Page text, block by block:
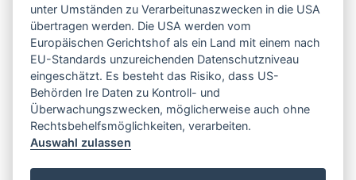
unter Umständen zu Verarbeitunaszwecken in die USA
übertragen werden. Die USA werden vom
Europäischen Gerichtshof als ein Land mit einem nach
EU-Standards unzureichenden Datenschutzniveau
eingeschätzt. Es besteht das Risiko, dass US-
Behörden Ire Daten zu Kontroll- und
Überwachungszwecken, möglicherweise auch ohne
Rechtsbehelfsmöglichkeiten, verarbeiten.
Auswahl zulassen